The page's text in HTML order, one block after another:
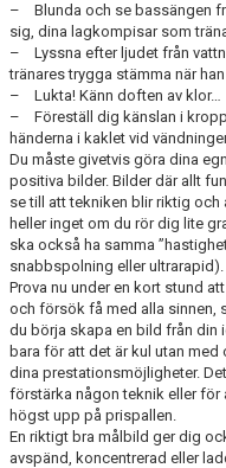
– Blunda och se bassängen
sig, dina lagkompisar som
– Lyssna efter ljudet från
tränares trygga stämma när
– Lukta! Känn doften av klor…
– Föreställ dig känslan i
händerna i kaklet vid
Du måste givetvis göra dina
positiva bilder. Bilder där allt
se till att tekniken blir riktig
heller inget om du rör dig lite
ska också ha samma
snabbspolning eller ultrarapid).
Prova nu under en kort stund
och försök få med alla sinnen,
du börja skapa en bild från din
bara för att det är kul utan
dina prestationsmöjligheter.
förstärka någon teknik eller för
högst upp på prispallen.
En riktigt bra målbild ger dig
avspänd, koncentrerad eller